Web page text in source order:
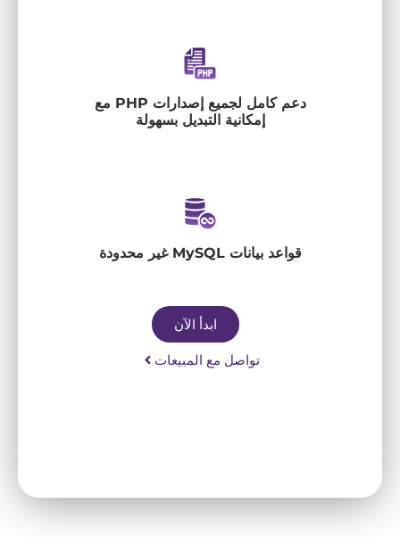
دعم كامل لجميع إصدارات PHP مع
إمكانية التبديل بسهولة
قواعد بيانات MySQL غير محدودة
ابدأ الآن
تواصل مع المبيعات